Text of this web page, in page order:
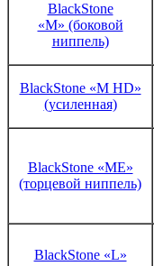
BlackStone
«M» (боковой
ниппель)
BlackStone «M HD»
(усиленная)
BlackStone «ME»
(торцевой ниппель)
BlackStone «L»